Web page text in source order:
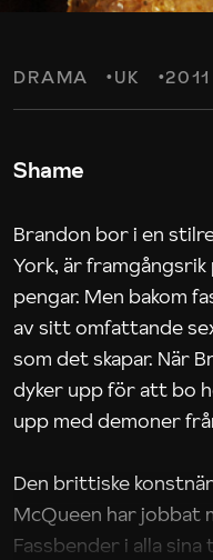
DRAMA UK 2011
Shame
Brandon bor i en
York, är
pengar. Men bakom
av sitt omfattande
som det skapar. När
dyker upp för att bo
upp med demoner
Den brittiske
McQueen har jobbat
Fassbender i alla